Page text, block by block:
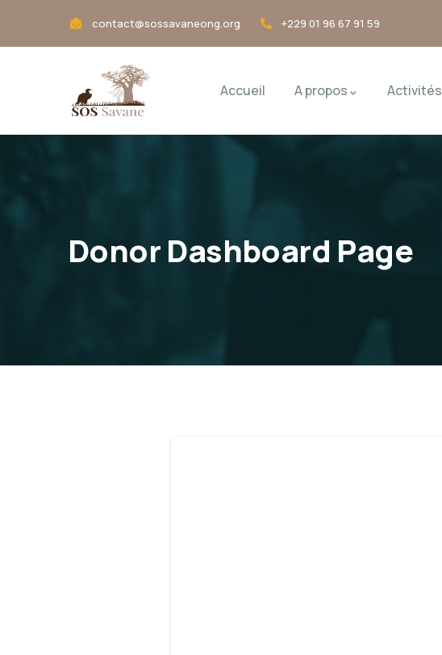
contact@sossavaneong.org +229 01 96 67 91 59
Accueil A propos Activités
Donor Dashboard Page